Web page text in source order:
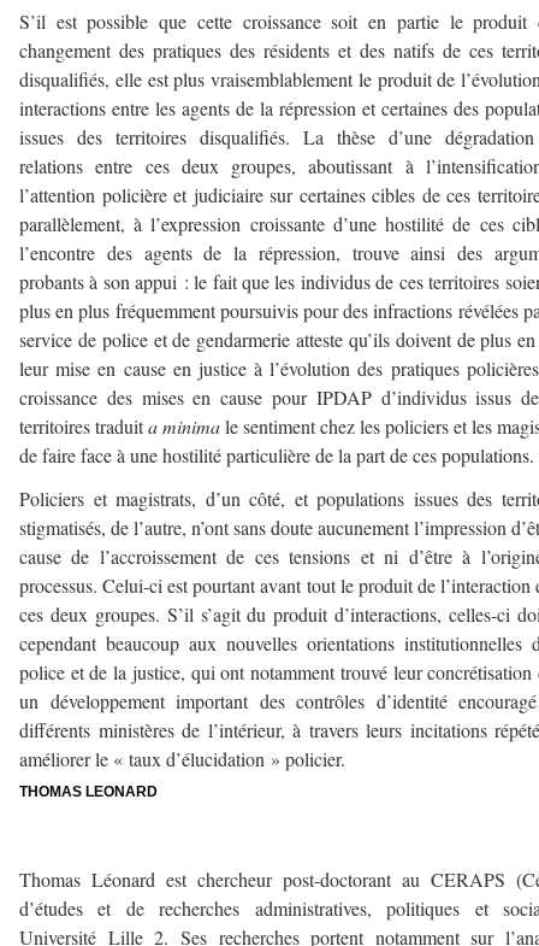
S’il est possible que cette croissance soit en partie le produit
changement des pratiques des résidents et des natifs de ces
disqualifiés, elle est plus vraisemblablement le produit de
interactions entre les agents de la répression et certaines des
issues des territoires disqualifiés. La thèse d’une
relations entre ces deux groupes, aboutissant à
l’attention policière et judiciaire sur certaines cibles de ces
parallèlement, à l’expression croissante d’une hostilité de ces
l’encontre des agents de la répression, trouve ainsi des
probants à son appui : le fait que les individus de ces territoires
plus en plus fréquemment poursuivis pour des infractions révélées
service de police et de gendarmerie atteste qu’ils doivent de plus
leur mise en cause en justice à l’évolution des pratiques
croissance des mises en cause pour IPDAP d’individus issus
territoires traduita minimale sentiment chez les policiers et les
de faire face à une hostilité particulière de la part de ces populations.
Policiers et magistrats, d’un côté, et populations issues des
stigmatisés, de l’autre, n’ont sans doute aucunement l’impression
cause de l’accroissement de ces tensions et ni d’être à
processus. Celui-ci est pourtant avant tout le produit de l’interaction
ces deux groupes. S’il s’agit du produit d’interactions, celles-ci
cependant beaucoup aux nouvelles orientations institutionnelles
police et de la justice, qui ont notamment trouvé leur concrétisation
un développement important des contrôles d’identité
différents ministères de l’intérieur, à travers leurs incitations
améliorer le « taux d’élucidation » policier.
THOMAS LEONARD
Thomas Léonard est chercheur post-doctorant au CERAPS
d’études et de recherches administratives, politiques et
Université Lille 2. Ses recherches portent notamment sur